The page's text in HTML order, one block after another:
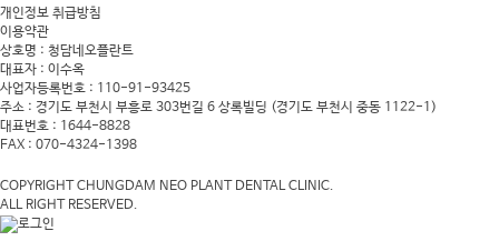
개인정보 취급방침
이용약관
상호명 : 청담네오플란트
대표자 : 이수옥
사업자등록번호 : 110-91-93425
주소 : 경기도 부천시 부흥로 303번길 6 상록빌딩 (경기도 부천시 중동 1122-1)
대표번호 : 1644-8828
FAX : 070-4324-1398
COPYRIGHT CHUNGDAM NEO PLANT DENTAL CLINIC.
ALL RIGHT RESERVED.